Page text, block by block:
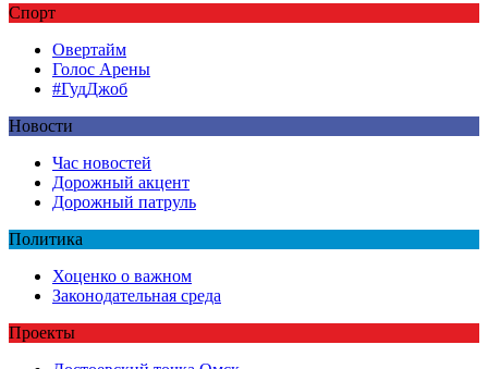
Спорт
Овертайм
Голос Арены
#ГудДжоб
Новости
Час новостей
Дорожный акцент
Дорожный патруль
Политика
Хоценко о важном
Законодательная среда
Проекты